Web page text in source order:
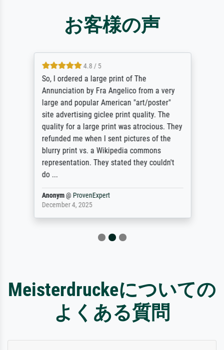
お客様の声
4.8 / 5
So, I ordered a large print of The
Annunciation by Fra Angelico from a very
large and popular American "art/poster"
site advertising giclee print quality. The
quality for a large print was atrocious. They
refunded me when I sent pictures of the
blurry print vs. a Wikipedia commons
representation. They stated they couldn't
do ...
Anonym@ ProvenExpert
December 4, 2025
Meisterdruckeについての
よくある質問